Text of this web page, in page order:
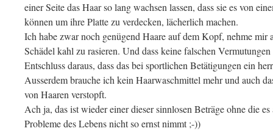
einer Seite das Haar so lang wachsen lassen, dass sie es von
können um ihre Platte zu verdecken, lächerlich machen.
Ich habe zwar noch genügend Haare auf dem Kopf, nehme mir
Schädel kahl zu rasieren. Und dass keine falschen
Entschluss daraus, dass das bei sportlichen Betätigungen ein
Ausserdem brauche ich kein Haarwaschmittel mehr und auch
von Haaren verstopft.
Ach ja, das ist wieder einer dieser sinnlosen Beträge ohne die
Probleme des Lebens nicht so ernst nimmt ;-))